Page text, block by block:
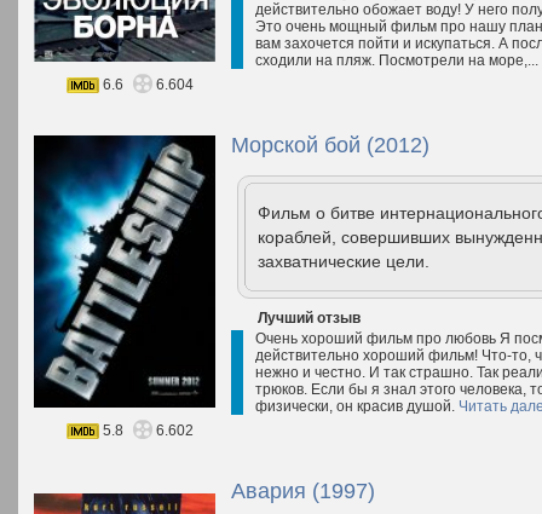
действительно обожает воду! У него
Это очень мощный фильм про нашу
вам захочется пойти и искупаться. А
сходили на пляж. Посмотрели на море,...
6.6
6.604
Морской бой (2012)
Фильм о битве
кораблей, совершивших
захватнические цели.
Лучший отзыв
Очень хороший фильм про любовь Я
действительно хороший фильм! Что-то,
нежно и честно. И так страшно. Так
трюков. Если бы я знал этого человека,
физически, он красив душой. Читать
5.8
6.602
Авария (1997)